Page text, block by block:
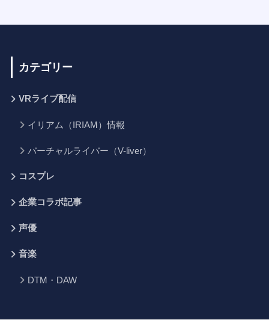
カテゴリー
VRライブ配信
イリアム（IRIAM）情報
バーチャルライバー（V-liver）
コスプレ
企業コラボ記事
声優
音楽
DTM・DAW